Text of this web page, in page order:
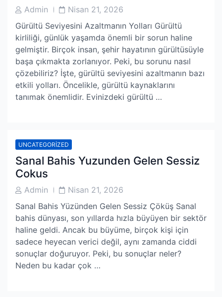
PostAdmin
PostNisan 21, 2026
Gürültü Seviyesini Azaltmanın Yolları Gürültü
kirliliği, günlük yaşamda önemli bir sorun haline
gelmiştir. Birçok insan, şehir hayatının gürültüsüyle
başa çıkmakta zorlanıyor. Peki, bu sorunu nasıl
çözebiliriz? İşte, gürültü seviyesini azaltmanın bazı
etkili yolları. Öncelikle, gürültü kaynaklarını
tanımak önemlidir. Evinizdeki gürültü …
UNCATEGORIZED
Sanal Bahis Yuzunden Gelen Sessiz
Cokus
PostAdmin
PostNisan 21, 2026
Sanal Bahis Yüzünden Gelen Sessiz Çöküş Sanal
bahis dünyası, son yıllarda hızla büyüyen bir sektör
haline geldi. Ancak bu büyüme, birçok kişi için
sadece heyecan verici değil, aynı zamanda ciddi
sonuçlar doğuruyor. Peki, bu sonuçlar neler?
Neden bu kadar çok …